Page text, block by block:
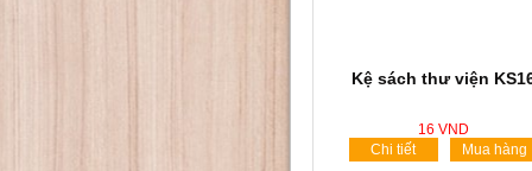
Kệ sách thư viện
16 VND
Chi tiết
Mua hàng